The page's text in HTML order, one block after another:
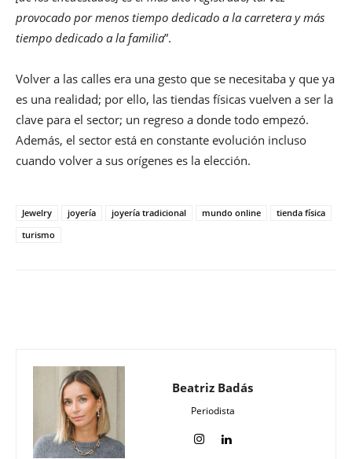
provocado por menos tiempo dedicado a la carretera y más
tiempo dedicado a la familia”.
Volver a las calles era una gesto que se necesitaba y que ya
es una realidad; por ello, las tiendas físicas vuelven a ser la
clave para el sector; un regreso a donde todo empezó.
Además, el sector está en constante evolución incluso
cuando volver a sus orígenes es la elección.
Jewelry joyería joyería tradicional mundo online
tienda física
turismo
Beatriz Badás
Periodista